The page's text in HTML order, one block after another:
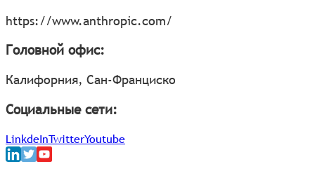
https://www.anthropic.com/
Головной офис:
Калифорния, Сан-Франциско
Социальные сети:
LinkdeInTwitterYoutube